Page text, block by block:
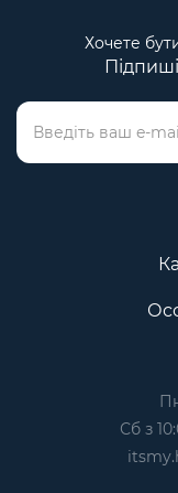
Хочете
Сб з